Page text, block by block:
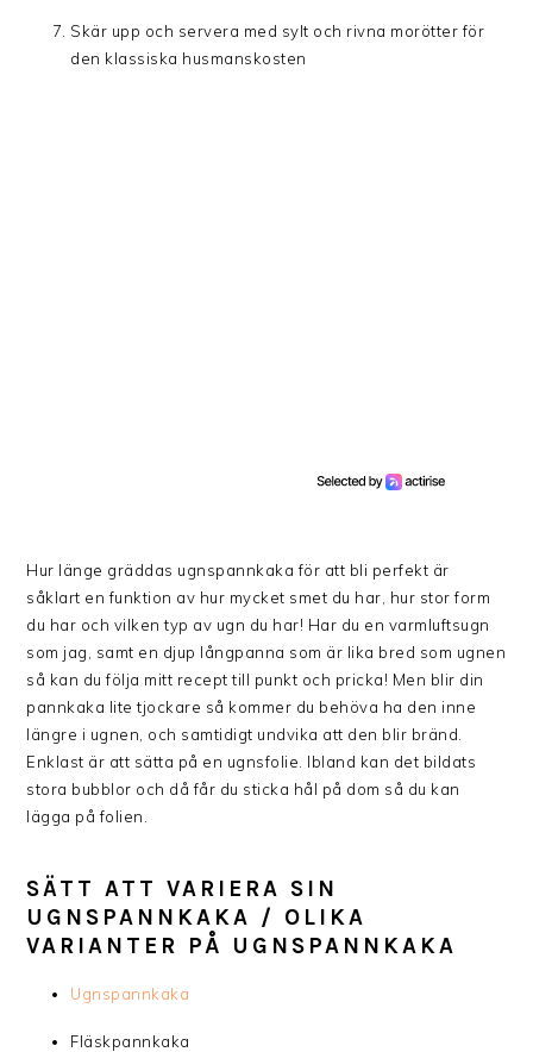
Skär upp och servera med sylt och rivna morötter för
den klassiska husmanskosten
Hur länge gräddas ugnspannkaka för att bli perfekt är
såklart en funktion av hur mycket smet du har, hur stor form
du har och vilken typ av ugn du har! Har du en varmluftsugn
som jag, samt en djup långpanna som är lika bred som ugnen
så kan du följa mitt recept till punkt och pricka! Men blir din
pannkaka lite tjockare så kommer du behöva ha den inne
längre i ugnen, och samtidigt undvika att den blir bränd.
Enklast är att sätta på en ugnsfolie. Ibland kan det bildats
stora bubblor och då får du sticka hål på dom så du kan
lägga på folien.
SÄTT ATT VARIERA SIN
UGNSPANNKAKA / OLIKA
VARIANTER PÅ UGNSPANNKAKA
Ugnspannkaka
Fläskpannkaka